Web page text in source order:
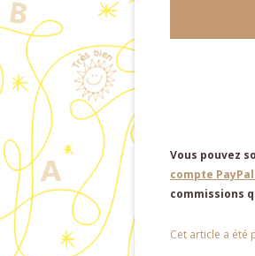
Vous pouvez
compte
commissions
Cet article a été